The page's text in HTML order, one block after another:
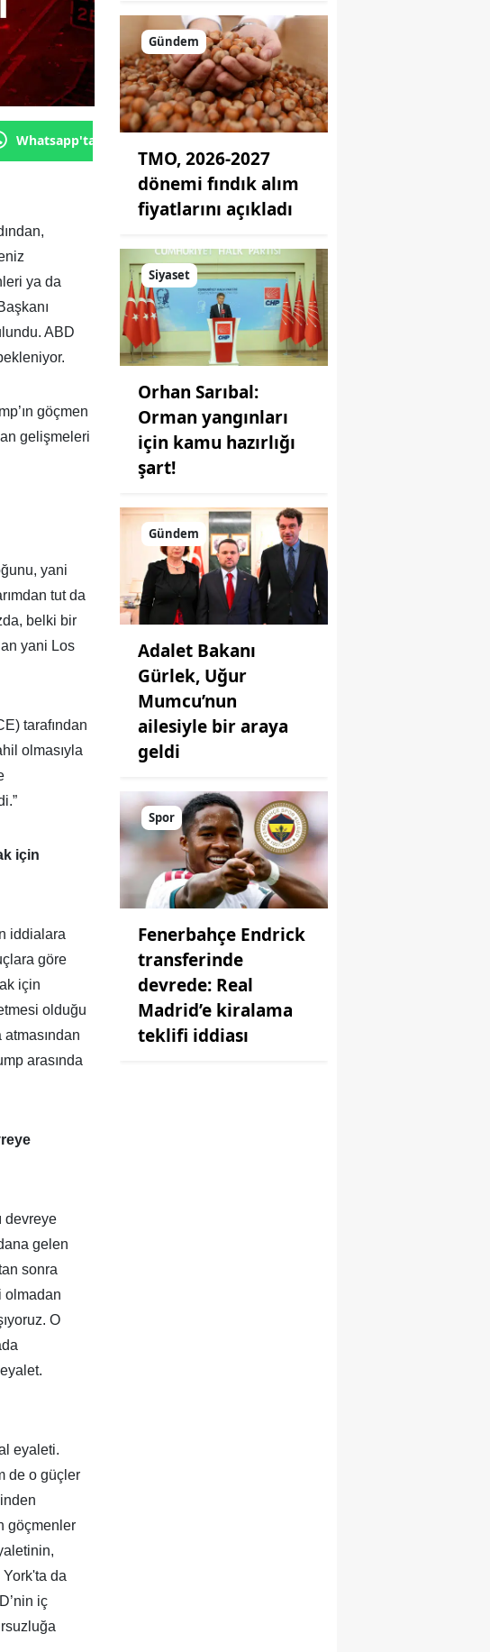
Whatsapp'tan Gönder
ya da
ABD
göçmen
gelişmeleri
yani
tut da
belki bir
yani Los
tarafından
olmasıyla
için
iddialara
göre
için
olduğu
arasında
devreye
gelen
sonra
olmadan
O
eyaleti.
de o güçler
göçmenler
da
iç
Gündem
TMO, 2026-2027
dönemi fındık alım
fiyatlarını açıkladı
Siyaset
Orhan Sarıbal:
Orman yangınları
için kamu hazırlığı
şart!
Gündem
Adalet Bakanı
Gürlek, Uğur
Mumcu’nun
ailesiyle bir araya
geldi
Spor
Fenerbahçe Endrick
transferinde
devrede: Real
Madrid’e kiralama
teklifi iddiası